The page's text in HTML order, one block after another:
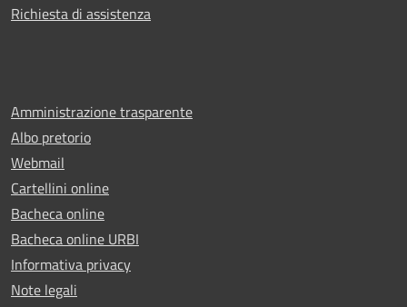
Richiesta di assistenza
Amministrazione trasparente
Albo pretorio
Webmail
Cartellini online
Bacheca online
Bacheca online URBI
Informativa privacy
Note legali